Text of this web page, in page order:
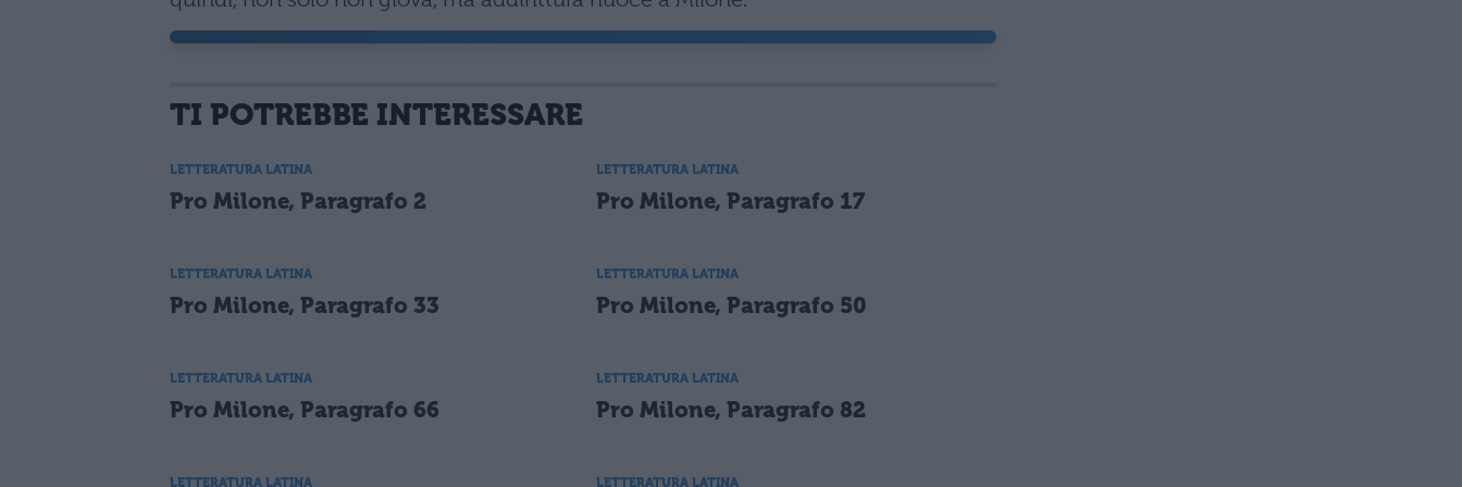
TI POTREBBE INTERESSARE
LETTERATURA LATINA
Pro Milone, Paragrafo 2
LETTERATURA LATINA
Pro Milone, Paragrafo 17
LETTERATURA LATINA
Pro Milone, Paragrafo 33
LETTERATURA LATINA
Pro Milone, Paragrafo 50
LETTERATURA LATINA
Pro Milone, Paragrafo 66
LETTERATURA LATINA
Pro Milone, Paragrafo 82
LETTERATURA LATINA LETTERATURA LATINA